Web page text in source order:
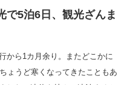
で5泊6日、観光ざんま
から1カ月余り。またどこかに
ょうど寒くなってきたこともあ